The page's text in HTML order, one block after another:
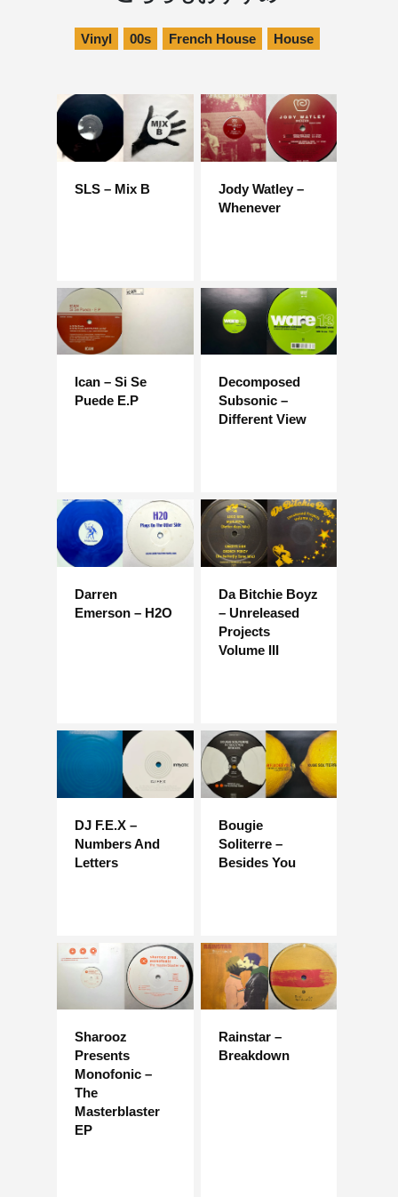
Vinyl 00s French House House
SLS – Mix B
Jody Watley –
Whenever
Ican – Si Se
Puede E.P
Decomposed
Subsonic –
Different View
Darren
Emerson – H2O
Da Bitchie Boyz
– Unreleased
Projects
Volume III
DJ F.E.X –
Numbers And
Letters
Bougie
Soliterre –
Besides You
Sharooz
Presents
Monofonic –
The
Masterblaster
EP
Rainstar –
Breakdown